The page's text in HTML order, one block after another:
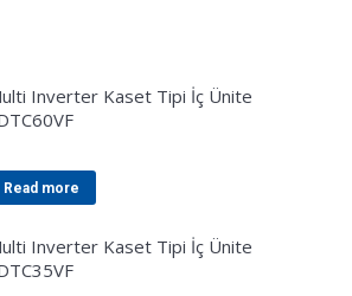
Inverter Kaset Tipi İç Ünite
Read more
Inverter Kaset Tipi İç Ünite